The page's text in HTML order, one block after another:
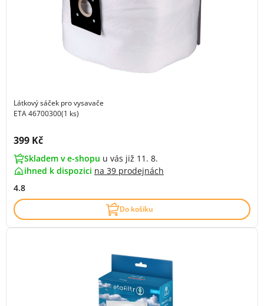
Látkový sáček pro vysavače
ETA 46700300(1 ks)
Cena s DPH:
399 Kč
Skladem v e-shopu u vás již 11. 8.
ihned k dispozici na 39 prodejnách
4.8
Do košíku